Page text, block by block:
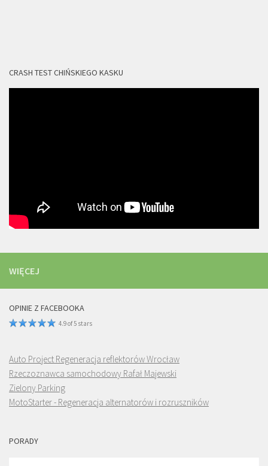
CRASH TEST CHIŃSKIEGO KASKU
WIĘCEJ
OPINIE Z FACEBOOKA
4.9 of 5 stars
Auto Project Regeneracja reflektorów Wrocław
Rzeczoznawca samochodowy Rafał Majewski
Zielony Parking
MotoStarter - Regeneracja alternatorów i rozruszników
PORADY